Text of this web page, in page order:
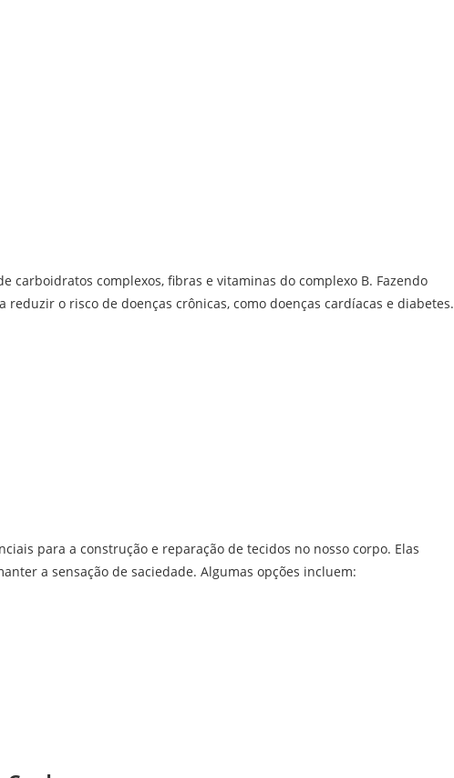
carboidratos complexos, fibras e vitaminas do complexo B. Fazendo
o risco de doenças crônicas, como doenças cardíacas e diabetes.
para a construção e reparação de tecidos no nosso corpo. Elas
a sensação de saciedade. Algumas opções incluem: